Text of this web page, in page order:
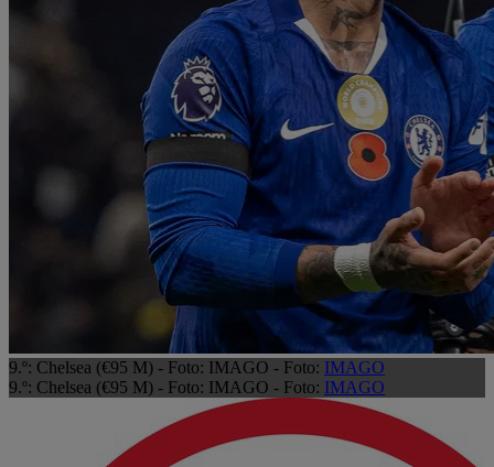
9.º: Chelsea (€95 M) - Foto: IMAGO - Foto: IMAGO
9.º: Chelsea (€95 M) - Foto: IMAGO - Foto: IMAGO